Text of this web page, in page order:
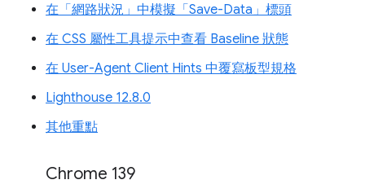
在「網路狀況」中模擬「Save-Data」標頭
在 CSS 屬性工具提示中查看 Baseline 狀態
在 User-Agent Client Hints 中覆寫板型規格
Lighthouse 12.8.0
其他重點
Chrome 139